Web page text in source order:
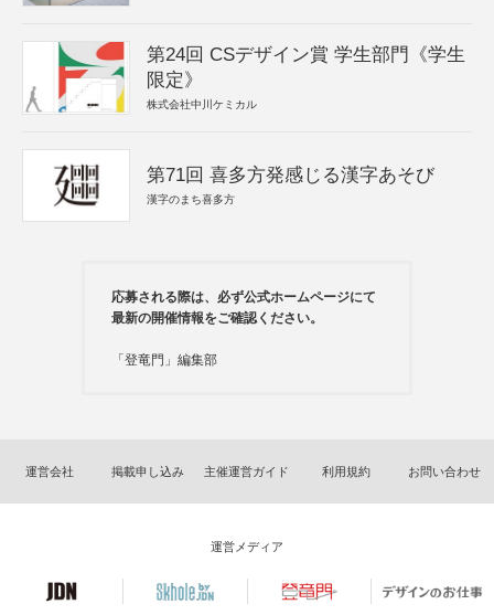
第24回 CSデザイン賞 学生部門《学生
限定》
株式会社中川ケミカル
第71回 喜多方発感じる漢字あそび
漢字のまち喜多方
応募される際は、必ず公式ホームページにて
最新の開催情報をご確認ください。
「登竜門」編集部
運営会社 掲載申し込み 主催運営ガイド 利用規約 お問い合わせ
運営メディア